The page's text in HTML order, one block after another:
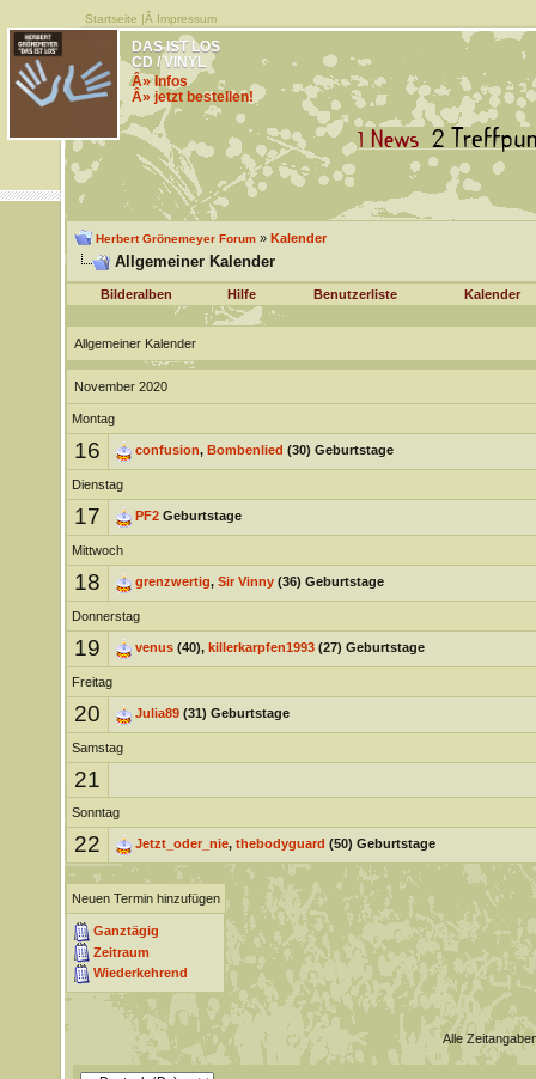
Startseite |Â Impressum
DAS IST LOS
CD / VINYL
Â» Infos
Â» jetzt bestellen!
Herbert Grönemeyer Forum» Kalender
Allgemeiner Kalender
Bilderalben Hilfe Benutzerliste Kalender
Allgemeiner Kalender
November 2020
Montag
16 confusion, Bombenlied (30) Geburtstage
Dienstag
17 PF2Geburtstage
Mittwoch
18 grenzwertig, Sir Vinny(36) Geburtstage
Donnerstag
19 venus(40), killerkarpfen1993(27) Geburtstage
Freitag
20 Julia89(31) Geburtstage
Samstag
21
Sonntag
22 Jetzt_oder_nie, thebodyguard (50) Geburtstage
Neuen Termin hinzufügen
Ganztägig
Zeitraum
Wiederkehrend
Alle